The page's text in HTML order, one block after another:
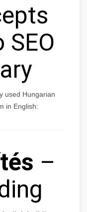
SEO
used Hungarian
in English:
–